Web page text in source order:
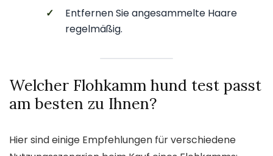
✓
Entfernen Sie angesammelte Haare
regelmäßig.
Welcher Flohkamm hund test passt
am besten zu Ihnen?
Hier sind einige Empfehlungen für verschiedene